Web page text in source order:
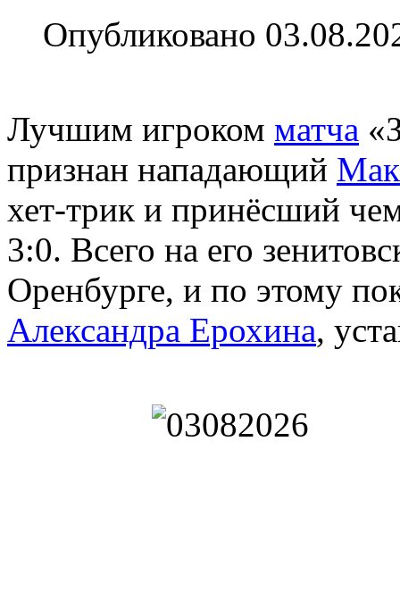
Опубликовано
Лучшим игроком матча
признан нападающий
хет-трик и принёсший
3:0. Всего на его
Оренбурге, и по этому
Александра Ерохина,